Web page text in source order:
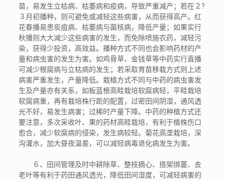
苗，易发生立枯病、枯萎病和疫病，导致严重减产；若在２?
３月初播种，则可避免或减轻这些病害，从而获得高产。红
花春播易患炭疽病、枯萎病与菌核病，降低产量；如果实行
秋播则大大减少这些病害的发生，而免除喷施农药，减轻污
染，获得少投资，高效益。播种方式不同也会影响药材的产
量和病虫害的发生为害。如鸡骨草、金钱草等中药实行直播
可减少根腐病与立枯病的发生；若采取育苗移栽方式则上述
病害严重发生，产量降低。栽植方式不同与中药的病虫害发
生及产量亦有关系，如板蓝根高畦栽培软腐病轻，平畦栽培
软腐病重，再有栽培株行距的配置，过密田间阴湿，通风透
光不好，易发生病害；过稀时产量下降。中药的种植方式还
要注意，多次采收叶、果的药材高畦栽培，有利于植株伤口
愈合，减少软腐病的侵染，发生病较轻。菊花高垄栽培，深
沟灌水，加大昼夜温差，可以减轻病毒退化病发生为害。
６、田间管理及时中耕除草、整枝摘心、搭架绑蔓、去
老叶等有利于药田通风透光，降低田间湿度，可减轻病害的